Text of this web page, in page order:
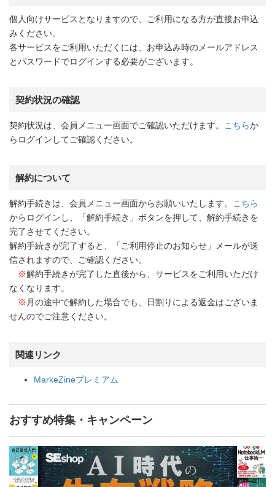
個人向けサービスとなりますので、ご利用になる方が直接お申込
みください。
各サービスをご利用いただくには、お申込み時のメールアドレス
とパスワードでログインする必要がございます。
契約状況の確認
契約状況は、会員メニュー画面でご確認いただけます。 こちらか
らログインしてご確認ください。
解約について
解約手続きは、会員メニュー画面からお願いいたします。
こちら
からログインし、「解約手続き」ボタンを押して、解約手続きを
完了させてください。
解約手続きが完了すると、「ご利用停止のお知らせ」メールが送
信されますので、ご確認ください。
※解約手続きが完了した直後から、サービスをご利用いただけ
なくなります。
※ 月の途中で解約した場合でも、日割りによる返金はございま
せんのでご注意ください。
関連リンク
MarkeZineプレミアム
おすすめ特集・キャンペーン